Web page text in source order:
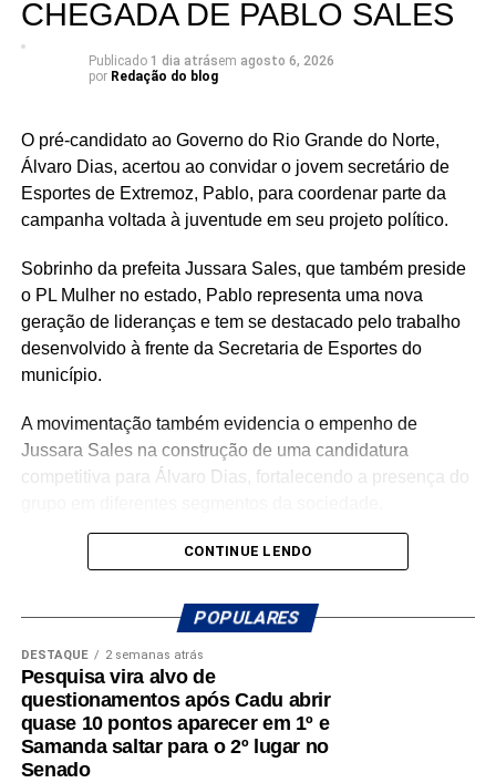
CHEGADA DE PABLO SALES
Publicado 1 dia atrásem agosto 6, 2026
por Redação do blog
O pré-candidato ao Governo do Rio Grande do Norte,
Álvaro Dias, acertou ao convidar o jovem secretário de
Esportes de Extremoz, Pablo, para coordenar parte da
campanha voltada à juventude em seu projeto político.
Sobrinho da prefeita Jussara Sales, que também preside
o PL Mulher no estado, Pablo representa uma nova
geração de lideranças e tem se destacado pelo trabalho
desenvolvido à frente da Secretaria de Esportes do
município.
A movimentação também evidencia o empenho de
Jussara Sales na construção de uma candidatura
competitiva para Álvaro Dias, fortalecendo a presença do
Com a chegada de Pablo, o PL Jovem ganha um
com a juventude e capacidade de mobilização para a
CONTINUE LENDO
POPULARES
DESTAQUE 2 semanas atrás
Pesquisa vira alvo de
questionamentos após Cadu abrir
quase 10 pontos aparecer em 1º e
Samanda saltar para o 2º lugar no
Senado